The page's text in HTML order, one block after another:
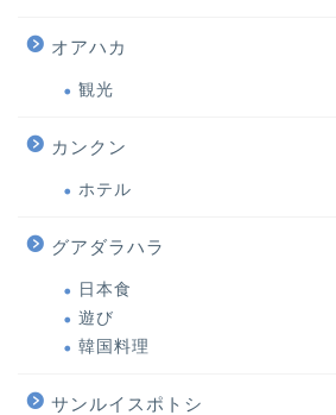
オアハカ
観光
カンクン
ホテル
グアダラハラ
日本食
遊び
韓国料理
サンルイスポトシ